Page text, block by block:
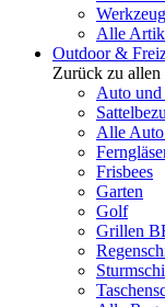
Alle
Outdoor &
Zurück zu allen
Auto und
Alle Auto
Frisbees
Garten
Golf
Grillen